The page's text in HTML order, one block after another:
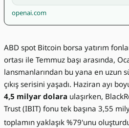
openai.com
ABD spot Bitcoin borsa yatırım
ortası ile Temmuz başı arasında,
lansmanlarından bu yana en uzun
çıkış serisini yaşadı. Haziran ayı
4,5 milyar dolara ulaşırken,
Trust (IBIT) fonu tek başına 3,55
toplamın yaklaşık %79'unu